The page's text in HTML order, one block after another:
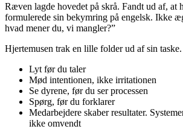
Ræven lagde hovedet på skrå. Fandt ud af, at
formulerede sin bekymring på engelsk. Ikke
hvad mener du, vi mangler?”
Hjertemusen trak en lille folder ud af sin
Lyt før du taler
Mød intentionen, ikke irritationen
Se dyrene, før du ser processen
Spørg, før du forklarer
Medarbejdere skaber resultater.
ikke omvendt